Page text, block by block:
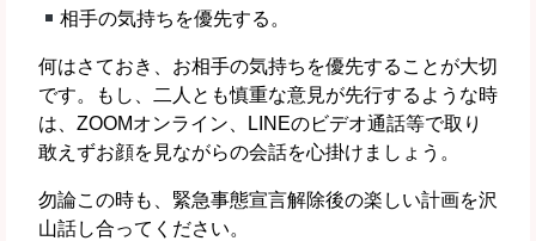
相手の気持ちを優先する。
何はさておき、お相手の気持ちを優先することが大切
です。もし、二人とも慎重な意見が先行するような時
は、ZOOMオンライン、LINEのビデオ通話等で取り
敢えずお顔を見ながらの会話を心掛けましょう。
勿論この時も、緊急事態宣言解除後の楽しい計画を沢
山話し合ってください。